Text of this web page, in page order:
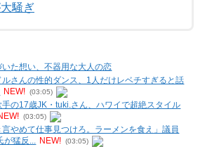
騒ぎ
た想い、不器用な大人の恋
ルさんの性的ダンス、1人だけレベチすぎると話
NEW! (03:05)
手の17歳JK・tuki.さん、ハワイで超絶スタイル
(03:05)
言やめて仕事見つけろ。ラーメンを食え」議員
が猛反... NEW! (03:05)